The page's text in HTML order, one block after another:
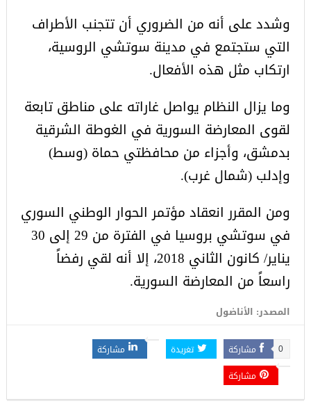
وشدد على أنه من الضروري أن تتجنب الأطراف
التي ستجتمع في مدينة سوتشي الروسية،
ارتكاب مثل هذه الأفعال.
وما يزال النظام يواصل غاراته على مناطق تابعة
لقوى المعارضة السورية في الغوطة الشرقية
بدمشق، وأجزاء من محافظتي حماة (وسط)
وإدلب (شمال غرب).
ومن المقرر انعقاد مؤتمر الحوار الوطني السوري
في سوتشي بروسيا في الفترة من 29 إلى 30
يناير/ كانون الثاني 2018، إلا أنه لقي رفضاً
راسعاً من المعارضة السورية.
المصدر: الأناضول
مشاركة 0 تغريدة
مشاركة
مشاركة